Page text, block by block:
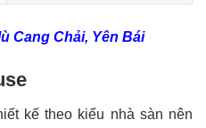
Cang Chải, Yên Bái
kế theo kiểu nhà sàn nên